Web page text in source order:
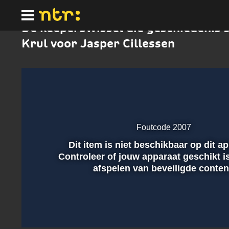
hoofdinhoud
De keeperswissel die geschiedenis
Krul voor Jasper Cillessen
Afspelen
Foutcode 2007
Dit item is niet beschikbaar op dit
Controleer of jouw apparaat geschikt
afspelen van beveiligde